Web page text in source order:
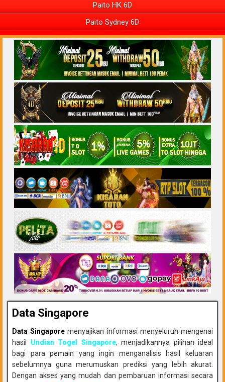
Paito HK 6D
Paito Sydney 6D
Data Singapore
Data Singapore menyajikan informasi menyeluruh mengenai
hasil Undian Togel Singapore, menjadikannya pilihan ideal
bagi para pemain yang ingin menganalisis hasil keluaran
sebelumnya guna merumuskan prediksi yang lebih akurat.
Dengan akses yang mudah dan pembaruan informasi secara